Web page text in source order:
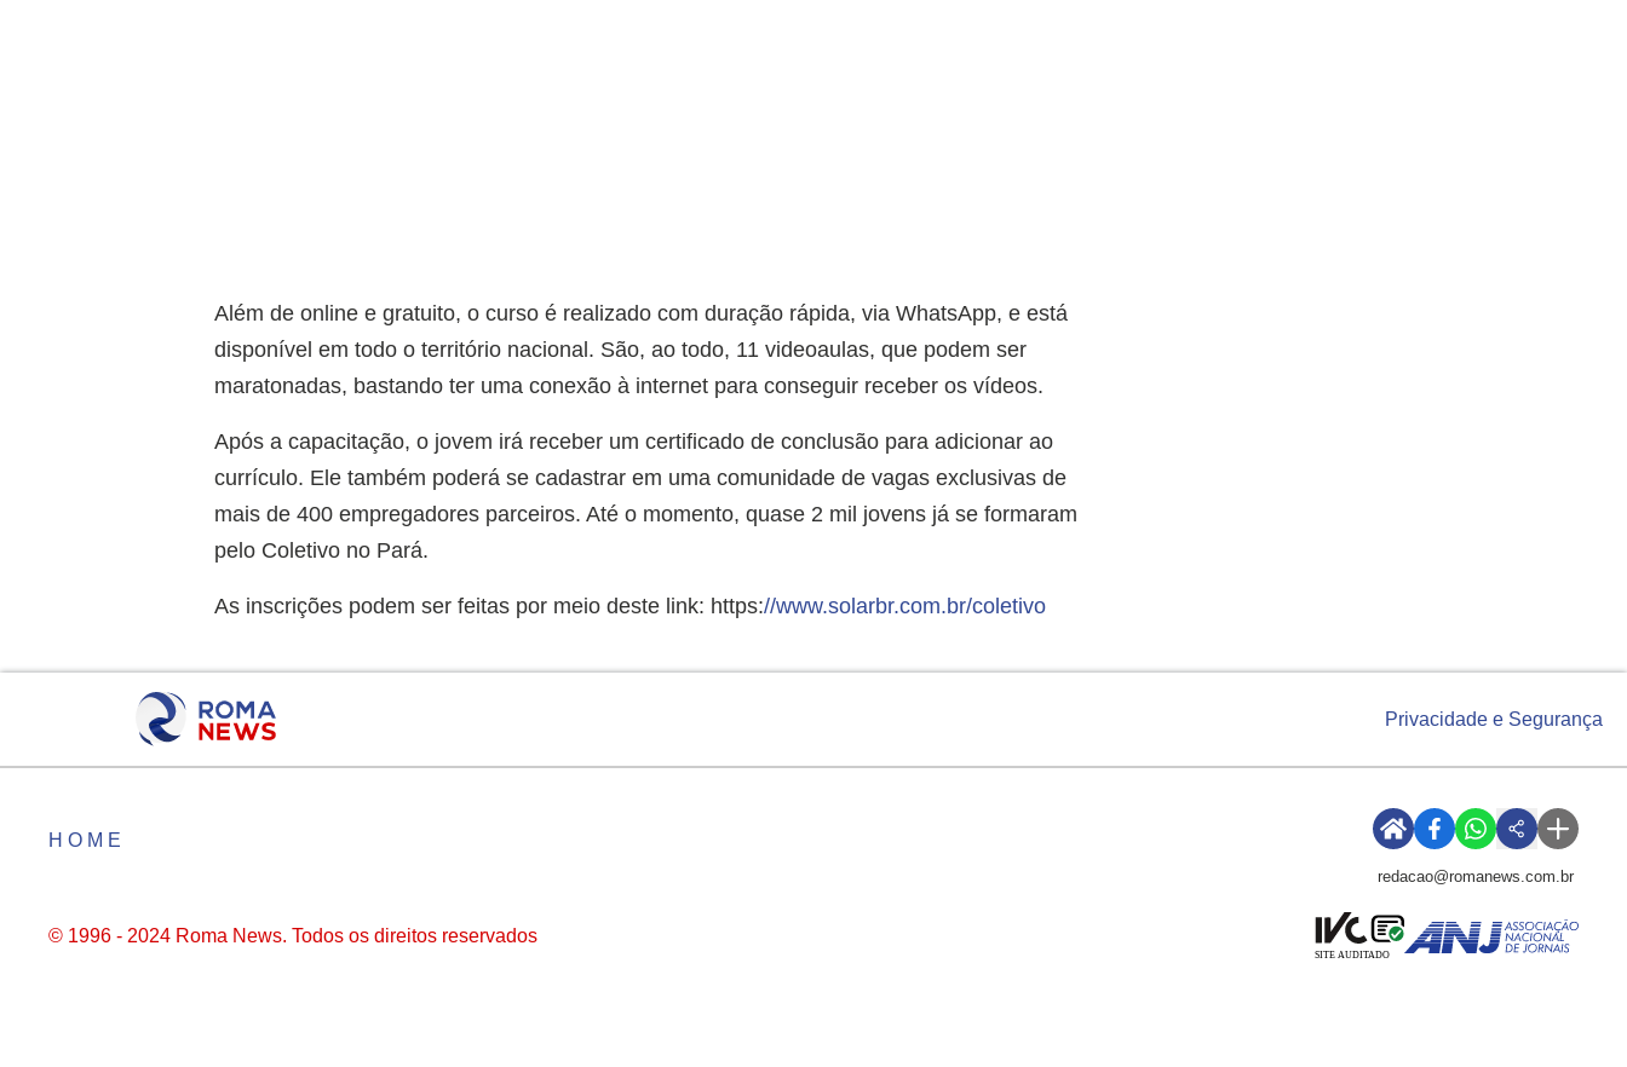
Além de online e gratuito, o curso é realizado com duração rápida, via WhatsApp, e está
disponível em todo o território nacional. São, ao todo, 11 videoaulas, que podem ser
maratonadas, bastando ter uma conexão à internet para conseguir receber os vídeos.
Após a capacitação, o jovem irá receber um certificado de conclusão para adicionar ao
currículo. Ele também poderá se cadastrar em uma comunidade de vagas exclusivas de
mais de 400 empregadores parceiros. Até o momento, quase 2 mil jovens já se formaram
pelo Coletivo no Pará.
As inscrições podem ser feitas por meio deste link: https://www.solarbr.com.br/coletivo
Privacidade e Segurança
HOME
redacao@romanews.com.br
© 1996 - 2024 Roma News. Todos os direitos reservados
SITE AUDITADO